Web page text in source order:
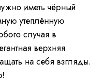
иметь чёрный
утеплённую
случая в
верхняя
на себя взгляды.